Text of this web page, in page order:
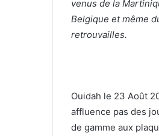
venus de la
Belgique et même
retrouvailles.
Ouidah le 23 Août
affluence pas des
de gamme aux